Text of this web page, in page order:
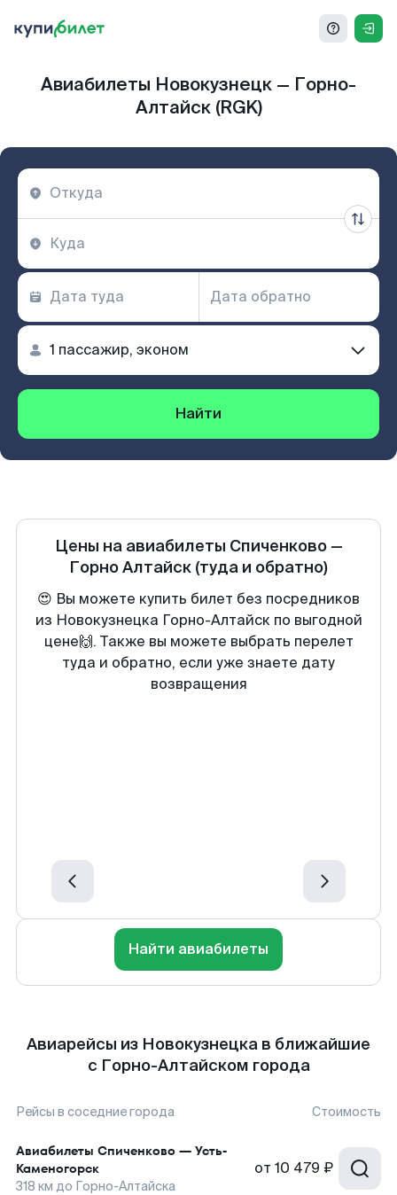
Авиабилеты Новокузнецк — Горно-
Алтайск (RGK)
Найти
Цены на авиабилеты Спиченково—
Горно Алтайск (туда и обратно)
😍 Вы можете купить билет без посредников
из Новокузнецка Горно-Алтайск по выгодной
цене🙌. Также вы можете выбрать перелет
туда и обратно, если уже знаете дату
возвращения
Найти авиабилеты
Авиарейсы из Новокузнецка в ближайшие
с Горно-Алтайском города
Рейсы в соседние города Стоимость
Авиабилеты Спиченково — Усть-
Каменогорск
318 км до Горно-Алтайска
от 10 479 ₽